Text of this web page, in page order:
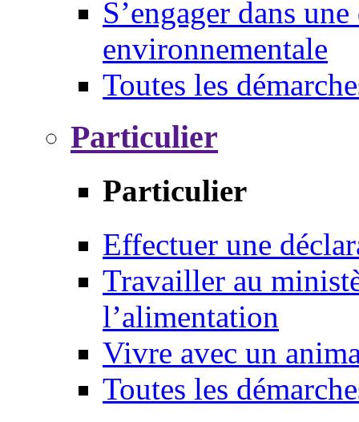
S’engager dans
environnementale
Toutes les
Particulier
Particulier
Effectuer une
Travailler au
l’alimentation
Vivre avec un
Toutes les